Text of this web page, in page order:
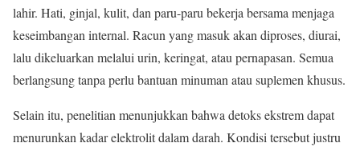
lahir. Hati, ginjal, kulit, dan paru-paru bekerja bersama menjaga
keseimbangan internal. Racun yang masuk akan diproses, diurai,
lalu dikeluarkan melalui urin, keringat, atau pernapasan. Semua
berlangsung tanpa perlu bantuan minuman atau suplemen khusus.
Selain itu, penelitian menunjukkan bahwa detoks ekstrem dapat
menurunkan kadar elektrolit dalam darah. Kondisi tersebut justru